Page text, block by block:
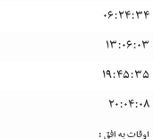
06:24:34
13:06:03
19:45:35
20:04:08
اوقات به افق :